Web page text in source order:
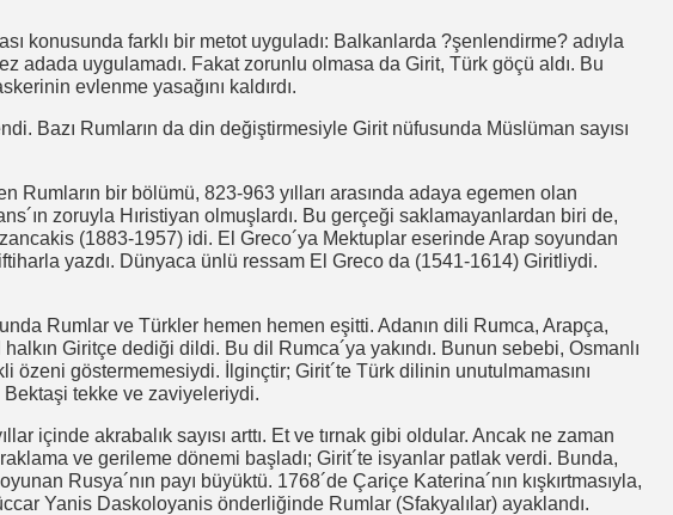
konusunda farklı bir metot uyguladı: Balkanlarda ?şenlendirme? adıyla
adada uygulamadı. Fakat zorunlu olmasa da Girit, Türk göçü aldı. Bu
evlenme yasağını kaldırdı.
Bazı Rumların da din değiştirmesiyle Girit nüfusunda Müslüman sayısı
Rumların bir bölümü, 823-963 yılları arasında adaya egemen olan
zoruyla Hıristiyan olmuşlardı. Bu gerçeği saklamayanlardan biri de,
(1883-1957) idi. El Greco´ya Mektuplar eserinde Arap soyundan
yazdı. Dünyaca ünlü ressam El Greco da (1541-1614) Giritliydi.
Rumlar ve Türkler hemen hemen eşitti. Adanın dili Rumca, Arapça,
halkın Giritçe dediği dildi. Bu dil Rumca´ya yakındı. Bunun sebebi, Osmanlı
özeni göstermemesiydi. İlginçtir; Girit´te Türk dilinin unutulmamasını
tekke ve zaviyeleriydi.
içinde akrabalık sayısı arttı. Et ve tırnak gibi oldular. Ancak ne zaman
ve gerileme dönemi başladı; Girit´te isyanlar patlak verdi. Bunda,
Rusya´nın payı büyüktü. 1768´de Çariçe Katerina´nın kışkırtmasıyla,
Yanis Daskoloyanis önderliğinde Rumlar (Sfakyalılar) ayaklandı.